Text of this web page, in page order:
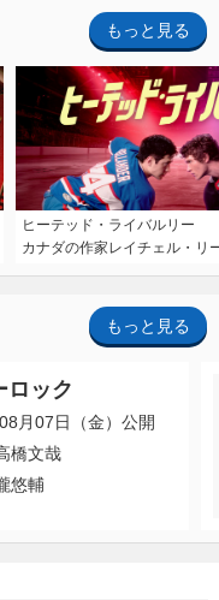
もっと見る
ヒーテッド・ライバルリー
カナダの作家レイチェル・リ
もっと見る
ロック
月07日（金）公開
橋文哉
悠輔